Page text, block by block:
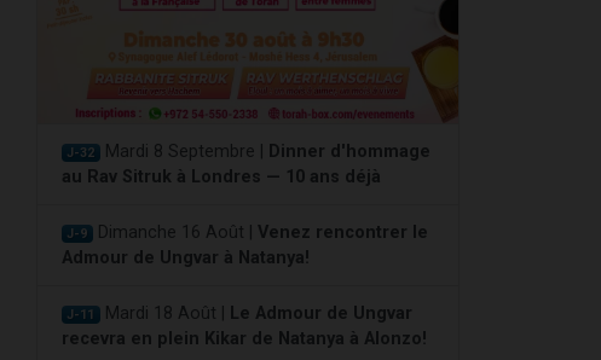
J-32 Mardi 8 Septembre |
Dinner d'hommage
au Rav Sitruk à Londres — 10 ans déjà
J-9 Dimanche 16 Août | Venez rencontrer le
Admour de Ungvar à Natanya!
J-11 Mardi 18 Août |
Le Admour de Ungvar
recevra en plein Kikar de Natanya à Alonzo!